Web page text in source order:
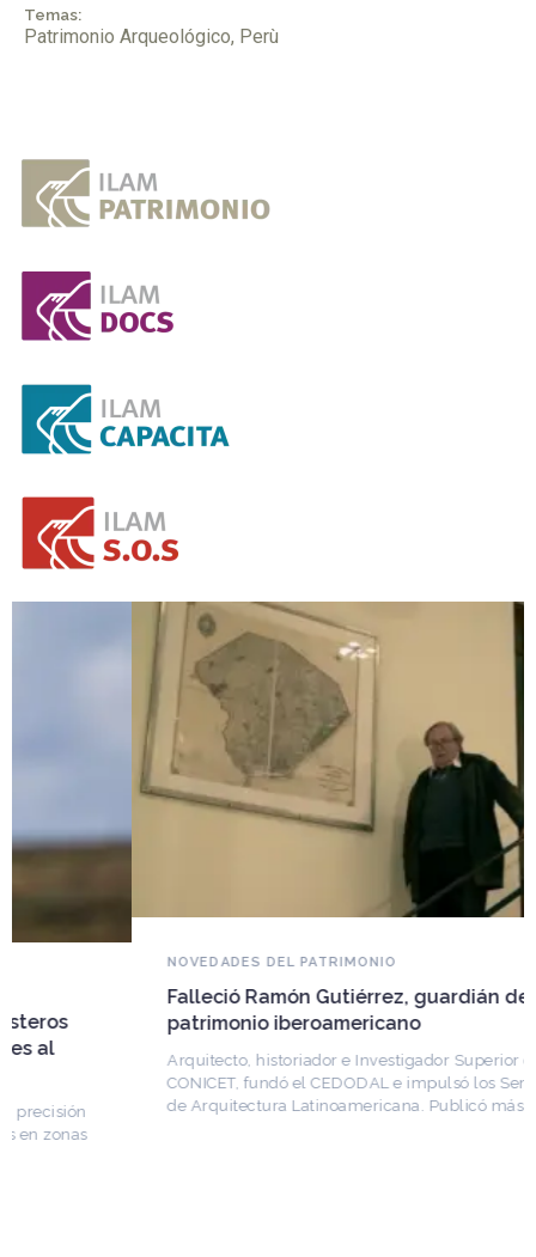
Temas:
Patrimonio Arqueológico, Perù
NOVEDADES DEL PATRIMONIO
Falleció Ramón Gutiérrez, guardián del
patrimonio iberoamericano
Arquitecto, historiador e Investigador Superior del
CONICET, fundó el CEDODAL e impulsó los Seminarios
de Arquitectura Latinoamericana. Publicó más de